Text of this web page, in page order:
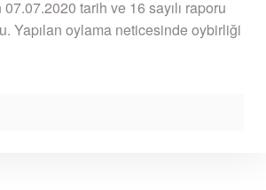
tarih ve 16 sayılı raporu
Yapılan oylama neticesinde oybirliği